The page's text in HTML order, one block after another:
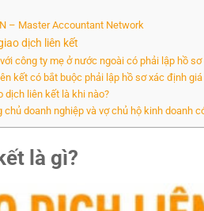
– Master Accountant Network
dịch liên kết
công ty mẹ ở nước ngoài có phải lập hồ
kết có bắt buộc phải lập hồ sơ xác định
dịch liên kết là khi nào?
chủ doanh nghiệp và vợ chủ hộ kinh doanh
là gì?